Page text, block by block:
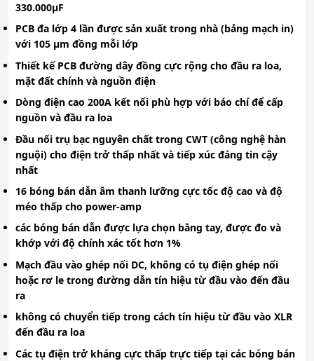
330.000µF
PCB đa lớp 4 lần được sản xuất trong nhà (bảng mạch in)
với 105 µm đồng mỗi lớp
Thiết kế PCB đường dây đồng cực rộng cho đầu ra loa,
mặt đất chính và nguồn điện
Dòng điện cao 200A kết nối phù hợp với báo chí để cấp
nguồn và đầu ra loa
Đầu nối trụ bạc nguyên chất trong CWT (công nghệ hàn
nguội) cho điện trở thấp nhất và tiếp xúc đáng tin cậy
nhất
16 bóng bán dẫn âm thanh lưỡng cực tốc độ cao và độ
méo thấp cho power-amp
các bóng bán dẫn được lựa chọn bằng tay, được đo và
khớp với độ chính xác tốt hơn 1%
Mạch đầu vào ghép nối DC, không có tụ điện ghép nối
hoặc rơ le trong đường dẫn tín hiệu từ đầu vào đến đầu
ra
không có chuyển tiếp trong cách tín hiệu từ đầu vào XLR
đến đầu ra loa
Các tụ điện trở kháng cực thấp trực tiếp tại các bóng bán